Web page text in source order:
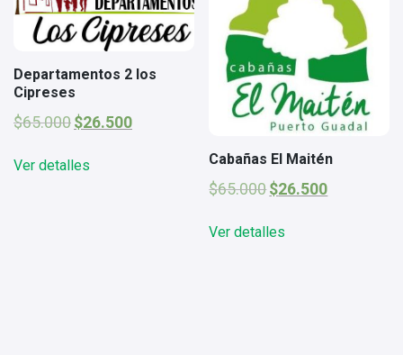
Departamentos 2 los
Cipreses
$65.000 El
era:
$26.500El
Ver detalles Cabañas El Maitén
$65.000 El
era:
$26.500El
Ver detalles